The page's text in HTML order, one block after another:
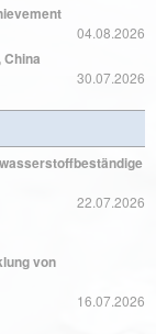
04.08.2026
China
30.07.2026
22.07.2026
von
16.07.2026